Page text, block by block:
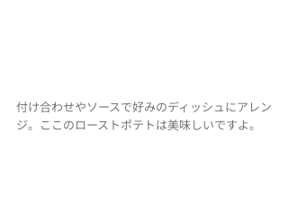
付け合わせやソースで好みのディッシュにアレン
ジ。ここのローストポテトは美味しいですよ。